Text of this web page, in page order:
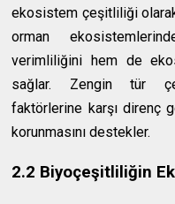
ekosistem çeşitliliği olarak
orman
verimliliğini hem de
sağlar. Zengin tür
faktörlerine karşı direnç
korunmasını destekler.
2.2 Biyoçeşitliliğin